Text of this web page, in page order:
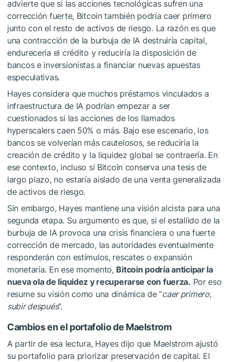
advierte que si las acciones tecnológicas sufren una
corrección fuerte, Bitcoin también podría caer primero
junto con el resto de activos de riesgo. La razón es que
una contracción de la burbuja de IA destruiría capital,
endurecería el crédito y reduciría la disposición de
bancos e inversionistas a financiar nuevas apuestas
especulativas.
Hayes considera que muchos préstamos vinculados a
infraestructura de IA podrían empezar a ser
cuestionados si las acciones de los llamados
hyperscalers caen 50% o más. Bajo ese escenario, los
bancos se volverían más cautelosos, se reduciría la
creación de crédito y la liquidez global se contraería. En
ese contexto, incluso si Bitcoin conserva una tesis de
largo plazo, no estaría aislado de una venta generalizada
de activos de riesgo.
Sin embargo, Hayes mantiene una visión alcista para una
segunda etapa. Su argumento es que, si el estallido de la
burbuja de IA provoca una crisis financiera o una fuerte
corrección de mercado, las autoridades eventualmente
responderán con estímulos, rescates o expansión
monetaria. En ese momento, Bitcoin podría anticipar la
nueva ola de liquidez y recuperarse con fuerza. Por eso
resume su visión como una dinámica de “caer primero,
subir después”.
Cambios en el portafolio de Maelstrom
A partir de esa lectura, Hayes dijo que Maelstrom ajustó
su portafolio para priorizar preservación de capital. El